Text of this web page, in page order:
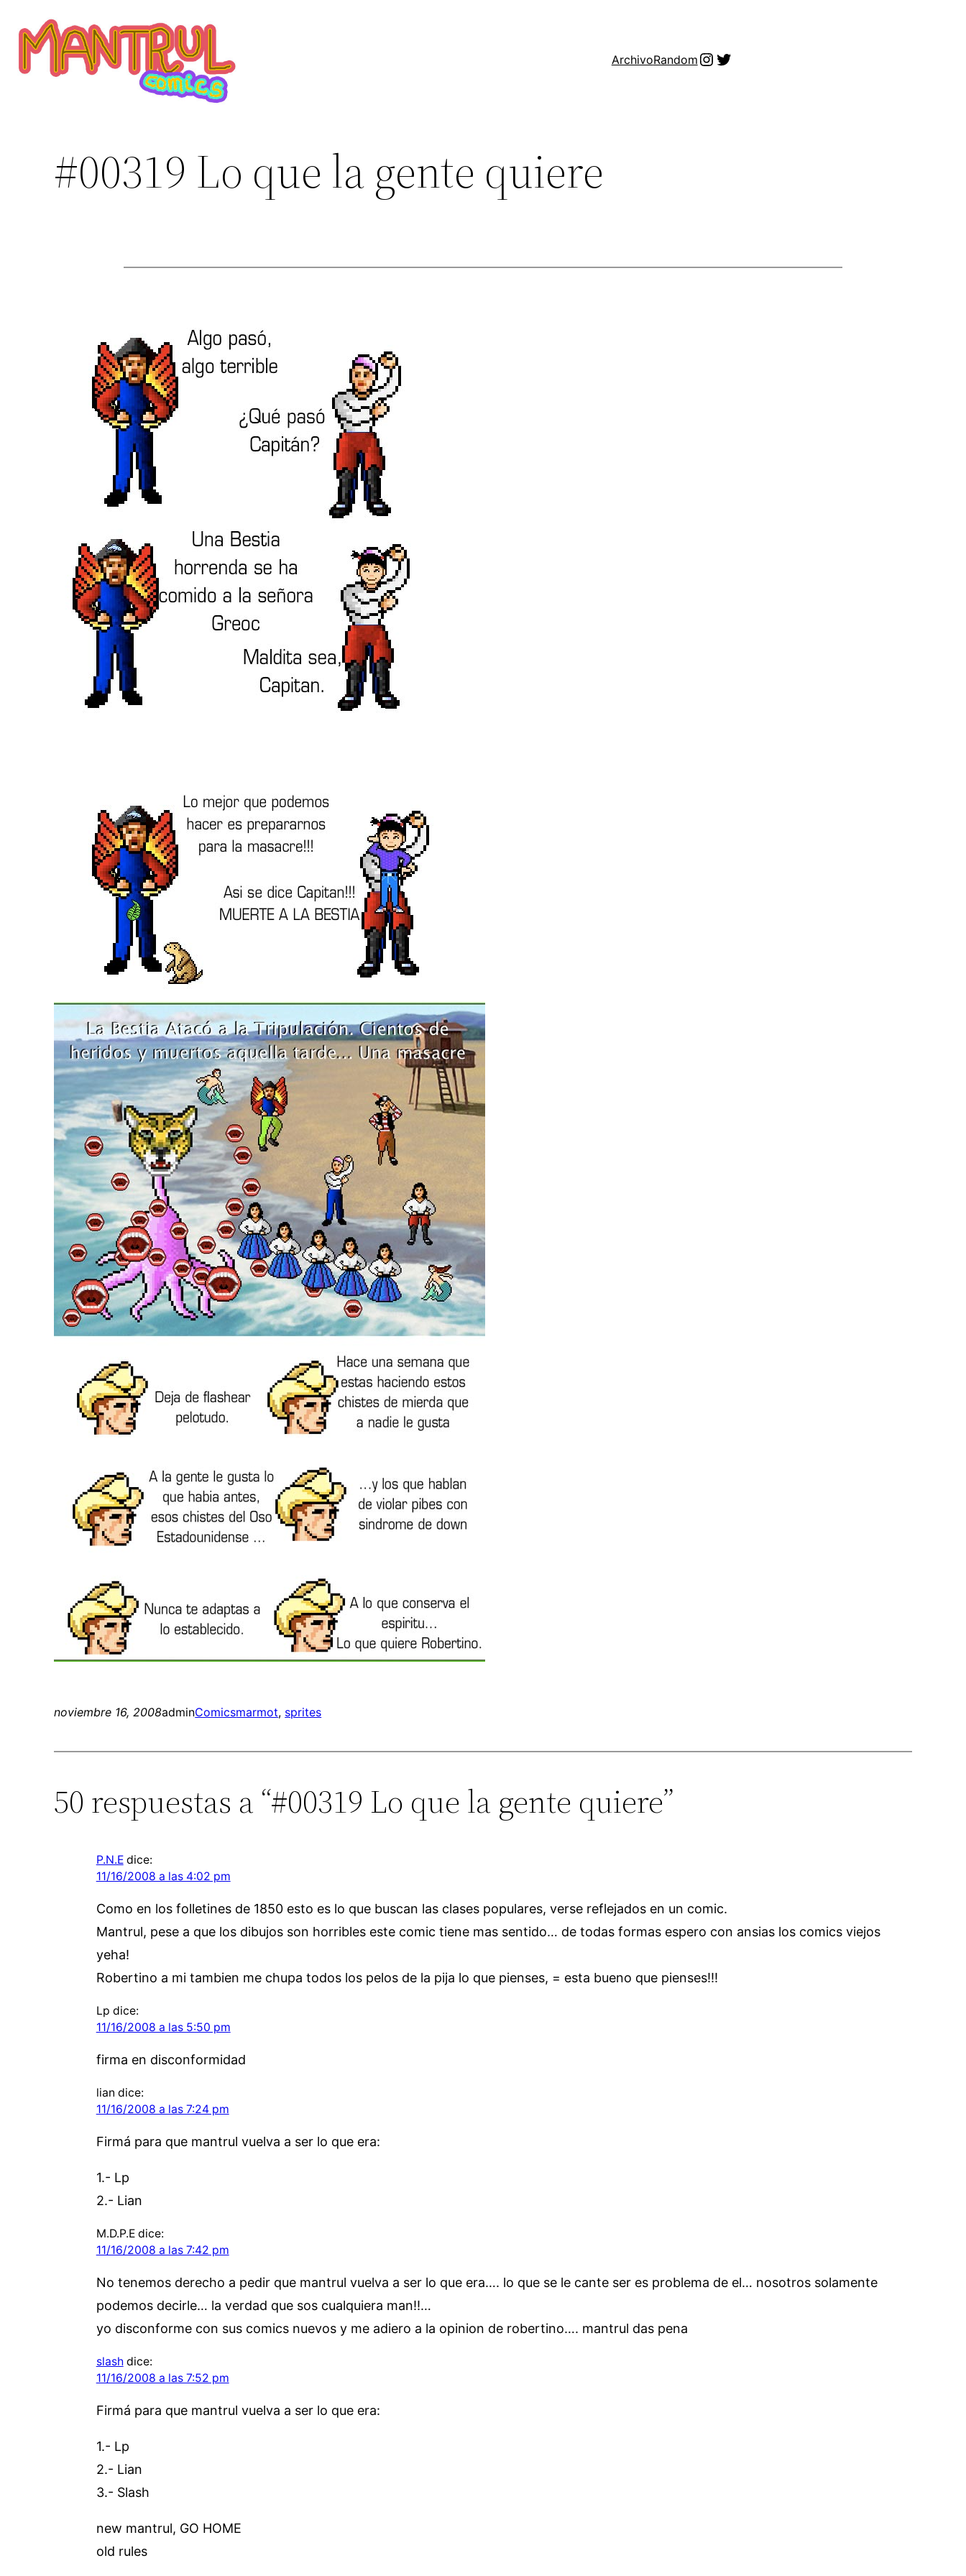
contenido
ArchivoRandomInstagram
Twitter
#00319 Lo que la gente quiere
noviembre 16, 2008adminComicsmarmot, sprites
50 respuestas a “#00319 Lo que la gente quiere”
P.N.E dice:
11/16/2008 a las 4:02 pm
Como en los folletines de 1850 esto es lo que buscan las clases populares, verse reflejados en un comic.
Mantrul, pese a que los dibujos son horribles este comic tiene mas sentido… de todas formas espero con ansias los comics viejos
yeha!
Robertino a mi tambien me chupa todos los pelos de la pija lo que pienses, = esta bueno que pienses!!!
Lp dice:
11/16/2008 a las 5:50 pm
firma en disconformidad
lian dice:
11/16/2008 a las 7:24 pm
Firmá para que mantrul vuelva a ser lo que era:
1.- Lp
2.- Lian
M.D.P.E dice:
11/16/2008 a las 7:42 pm
No tenemos derecho a pedir que mantrul vuelva a ser lo que era…. lo que se le cante ser es problema de el… nosotros solamente
podemos decirle… la verdad que sos cualquiera man!!…
yo disconforme con sus comics nuevos y me adiero a la opinion de robertino…. mantrul das pena
slash dice:
11/16/2008 a las 7:52 pm
Firmá para que mantrul vuelva a ser lo que era:
1.- Lp
2.- Lian
3.- Slash
new mantrul, GO HOME
old rules